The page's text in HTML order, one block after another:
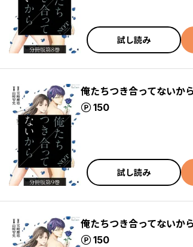
試し読み
俺たちつき合ってないか
150
ポイント
試し読み
俺たちつき合ってないか
150
ポイント